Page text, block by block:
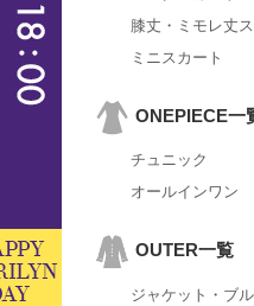
膝丈・ミモレ丈
ミニスカート
ONEPIECE一
チュニック
オールインワン
OUTER一覧
ジャケット・ブ